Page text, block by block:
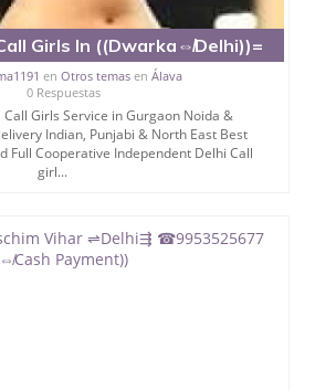
Girls In ((Dwarka⇎Delhi))=
enOtros temas enÁlava
0 Respuestas
Girls Service in Gurgaon Noida &
Indian, Punjabi & North East Best
Full Cooperative Independent Delhi Call
girl...